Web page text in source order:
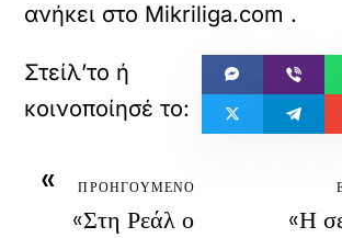
ανήκει στο Mikriliga.com .
« ΠΡΟΗΓΟΥΜΕΝΟ
«Στη Ρεάλ ο
«Η